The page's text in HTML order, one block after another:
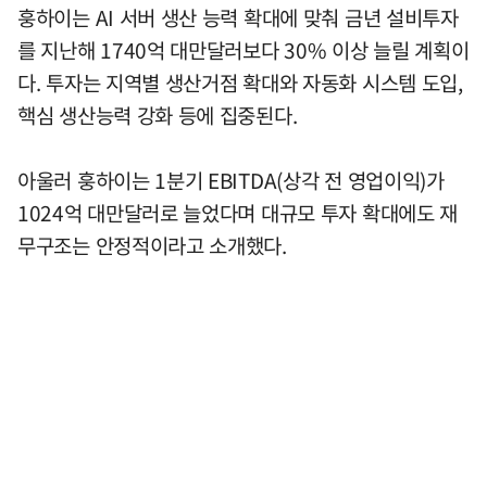
훙하이는 AI 서버 생산 능력 확대에 맞춰 금년 설비투자
를 지난해 1740억 대만달러보다 30% 이상 늘릴 계획이
다. 투자는 지역별 생산거점 확대와 자동화 시스템 도입,
핵심 생산능력 강화 등에 집중된다.
아울러 훙하이는 1분기 EBITDA(상각 전 영업이익)가
1024억 대만달러로 늘었다며 대규모 투자 확대에도 재
무구조는 안정적이라고 소개했다.